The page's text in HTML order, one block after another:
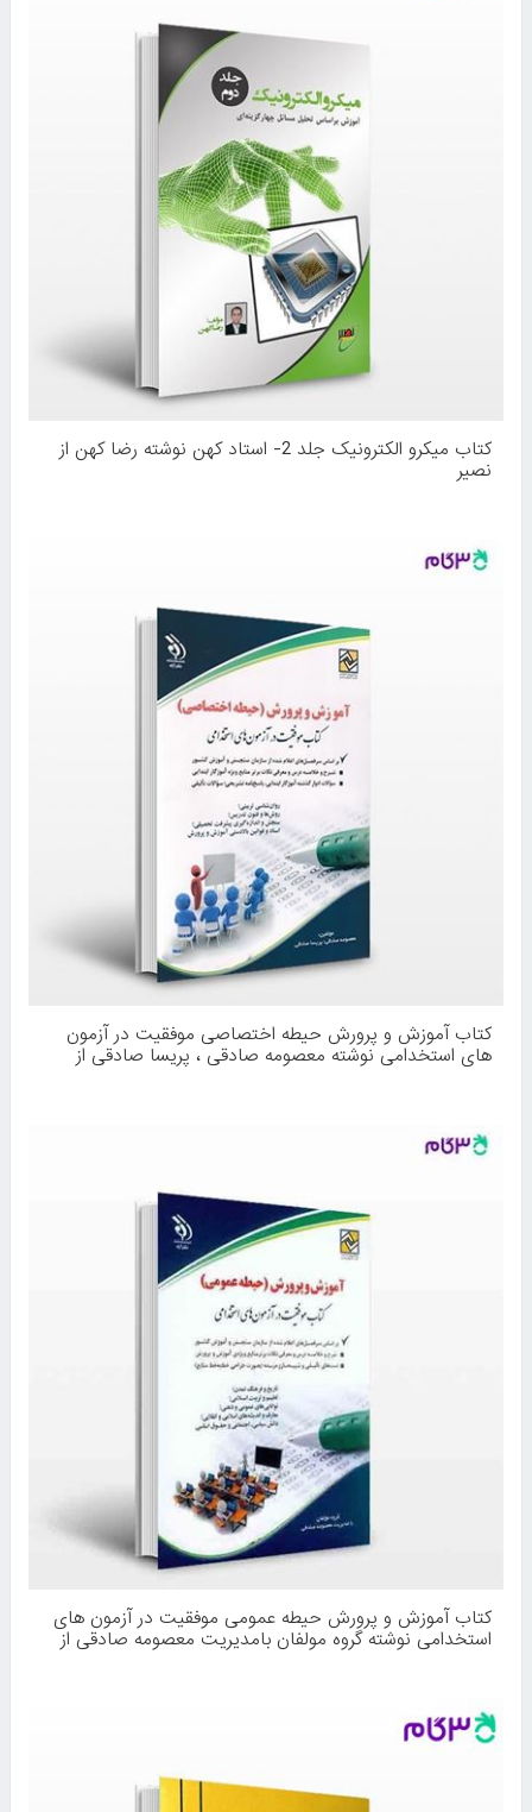
کتاب میکرو الکترونیک جلد 2- استاد کهن نوشته رضا کهن از
نصیر
کتاب آموزش و پرورش حیطه اختصاصی موفقیت در آزمون
های استخدامی نوشته معصومه صادقی ، پریسا صادقی از
کتاب آموزش و پرورش حیطه عمومی موفقیت در آزمون های
استخدامی نوشته گروه مولفان بامدیریت معصومه صادقی از